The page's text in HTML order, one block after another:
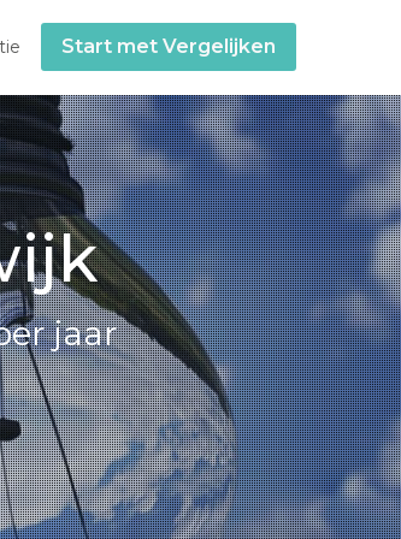
Start met Vergelijken
jaar